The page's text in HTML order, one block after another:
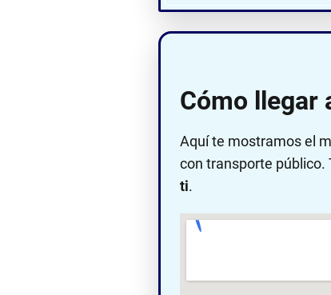
Cómo llegar
Aquí te mostramos el
con transporte público.
ti.